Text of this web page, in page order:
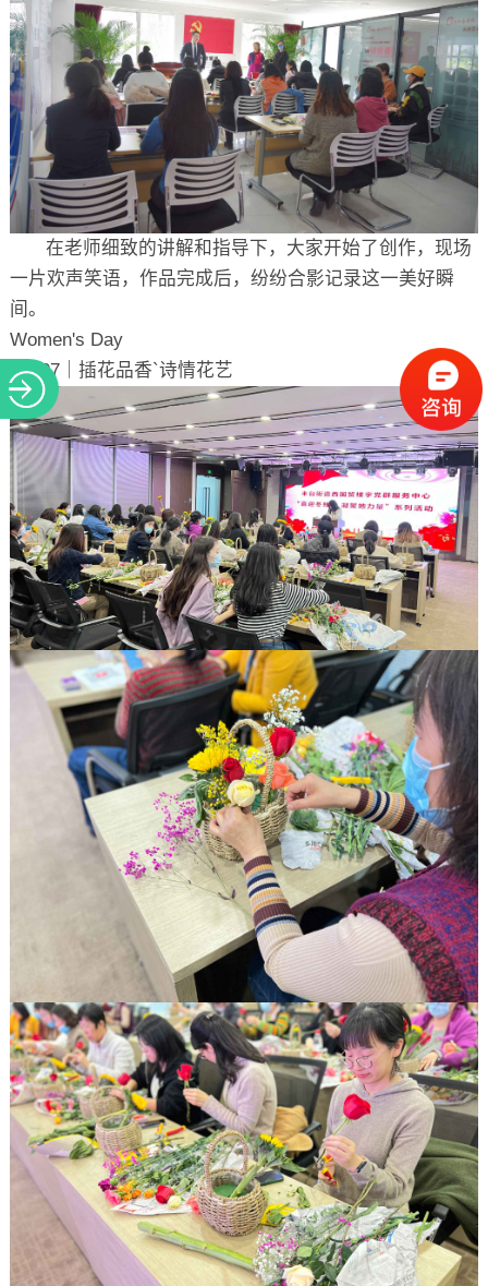
在老师细致的讲解和指导下，大家开始了创作，现场
一片欢声笑语，作品完成后，纷纷合影记录这一美好瞬
间。
Women's Day
03.07｜插花品香`诗情花艺